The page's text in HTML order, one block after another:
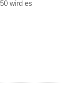
wird es